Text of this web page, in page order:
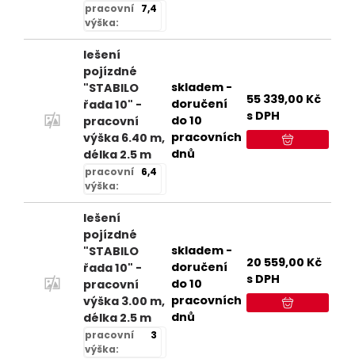
pracovní
výška:
7,4
lešení
pojízdné
"STABILO
řada 10" -
pracovní
výška 6.40 m,
délka 2.5 m
pracovní
výška:
6,4
skladem -
doručení
do 10
pracovních
dnů
55 339,00 Kč
s DPH
lešení
pojízdné
"STABILO
řada 10" -
pracovní
výška 3.00 m,
délka 2.5 m
pracovní
výška:
3
skladem -
doručení
do 10
pracovních
dnů
20 559,00 Kč
s DPH